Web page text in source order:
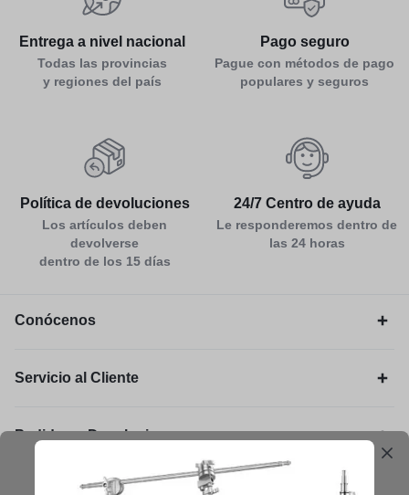
Entrega a nivel nacional
Todas las provincias
y regiones del país
Pago seguro
Pague con métodos de pago
populares y seguros
Política de devoluciones
Los artículos deben
devolverse
dentro de los 15 días
24/7 Centro de ayuda
Le responderemos dentro de
las 24 horas
Conócenos
Servicio al Cliente
Pedidos y Devoluciones